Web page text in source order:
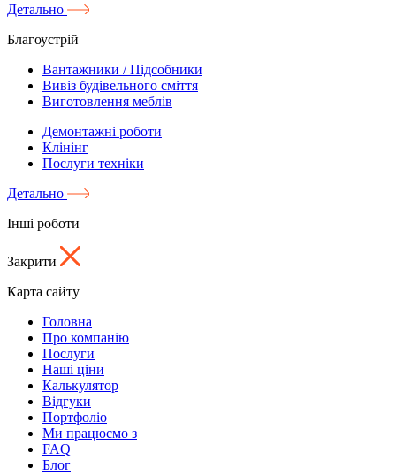
Детально
Благоустрій
Вантажники / Підсобники
Вивіз будівельного сміття
Виготовлення меблів
Демонтажні роботи
Клінінг
Послуги техніки
Детально
Інші роботи
Закрити
Карта сайту
Головна
Про компанію
Послуги
Наші ціни
Калькулятор
Відгуки
Портфоліо
Ми працюємо з
FAQ
Блог